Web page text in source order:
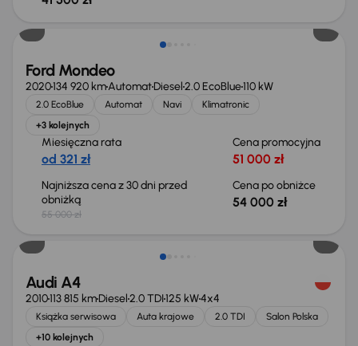
Taniej o 1 000 zł
Ford Mondeo
2020134 920 kmAutomatDiesel2.0 EcoBlue110 kW
2.0 EcoBlue Automat Navi
Klimatronic
+3 kolejnych
Miesięczna rata
od 321 zł
Cena promocyjna
51 000 zł
Najniższa cena z 30 dni przed
obniżką
55 000 zł
Cena po obniżce
54 000 zł
Audi A4
2010113 815 kmDiesel2.0 TDI125 kW4x4
Książka serwisowa Auta krajowe 2.0 TDI
Salon Polska
+10 kolejnych